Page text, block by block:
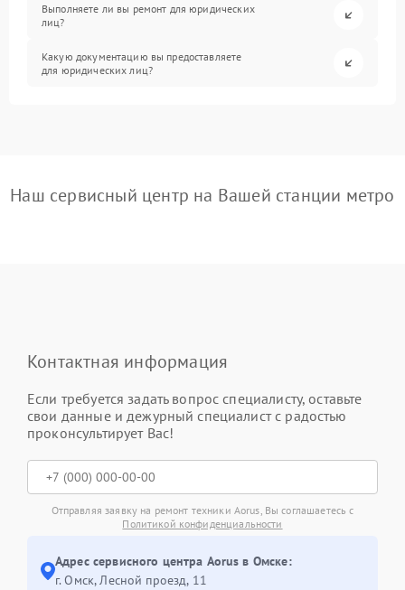
Выполняете ли вы ремонт для юридических
лиц?
Какую документацию вы предоставляете
для юридических лиц?
Наш сервисный центр на Вашей станции метро
Контактная информация
Если требуется задать вопрос специалисту, оставьте
свои данные и дежурный специалист с радостью
проконсультирует Вас!
Отправляя заявку на ремонт техники Aorus, Вы соглашаетесь с
Политикой конфиденциальности
Адрес сервисного центра Aorus в Омске:
г. Омск, ​Лесной проезд, 11